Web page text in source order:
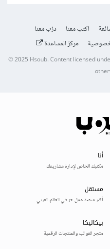
اكتب معنا
درّب معنا
مركز المساعدة
© 2025Hsoub.Content licensed